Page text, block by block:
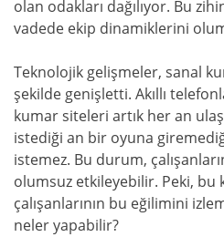
olan odakları dağılıyor. Bu
vadede ekip dinamiklerini
Teknolojik gelişmeler, sanal
şekilde genişletti. Akıllı
kumar siteleri artık her an
istediği an bir oyuna
istemez. Bu durum,
olumsuz etkileyebilir. Peki, bu
çalışanlarının bu eğilimini
neler yapabilir?